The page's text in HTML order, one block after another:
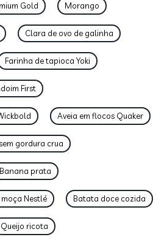
Gold Morango
Clara de ovo de galinha
Farinha de tapioca Yoki
First
Aveia em flocos Quaker
gordura crua
Banana prata
Nestlé Batata doce cozida
Queijo ricota